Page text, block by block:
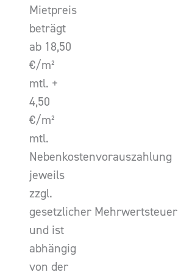
Mietpreis
beträgt
ab 18,50
€/m²
mtl. +
4,50
€/m²
mtl.
Nebenkostenvorauszahlung
jeweils
zzgl.
gesetzlicher Mehrwertsteuer
und ist
abhängig
von der